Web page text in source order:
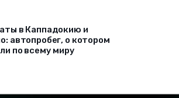
в Каппадокию и
автопробег, о котором
по всему миру